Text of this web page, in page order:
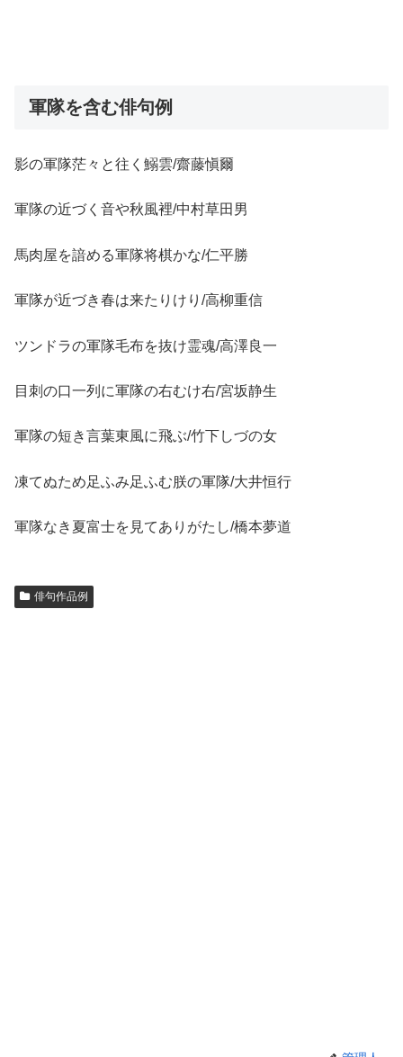
軍隊を含む俳句例
影の軍隊茫々と往く鰯雲/齋藤愼爾
軍隊の近づく音や秋風裡/中村草田男
馬肉屋を諳める軍隊将棋かな/仁平勝
軍隊が近づき春は来たりけり/高柳重信
ツンドラの軍隊毛布を抜け霊魂/高澤良一
目刺の口一列に軍隊の右むけ右/宮坂静生
軍隊の短き言葉東風に飛ぶ/竹下しづの女
凍てぬため足ふみ足ふむ朕の軍隊/大井恒行
軍隊なき夏富士を見てありがたし/橋本夢道
俳句作品例